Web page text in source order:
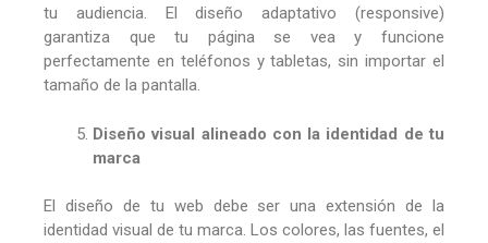
tu audiencia. El diseño adaptativo (responsive)
garantiza que tu página se vea y funcione
perfectamente en teléfonos y tabletas, sin importar el
tamaño de la pantalla.
Diseño visual alineado con la identidad de tu
marca
El diseño de tu web debe ser una extensión de la
identidad visual de tu marca. Los colores, las fuentes, el